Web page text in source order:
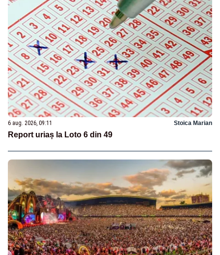
6 aug. 2026, 09:11 Stoica Marian
Report uriaș la Loto 6 din 49